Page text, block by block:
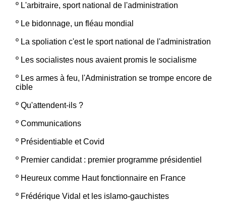
º L'arbitraire, sport national de l'administration
º Le bidonnage, un fléau mondial
º La spoliation c'est le sport national de l'administration
º Les socialistes nous avaient promis le socialisme
º Les armes à feu, l'Administration se trompe encore de
cible
º Qu'attendent-ils ?
º Communications
º Présidentiable et Covid
º Premier candidat : premier programme présidentiel
º Heureux comme Haut fonctionnaire en France
º Frédérique Vidal et les islamo-gauchistes